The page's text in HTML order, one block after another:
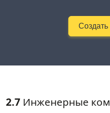
Создать
2.7 Инженерные